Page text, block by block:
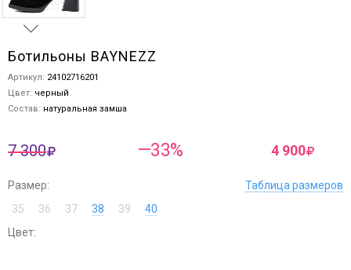
Ботильоны BAYNEZZ
Артикул: 24102716201
Цвет: черный
Состав: натуральная замша
7 300 —33% 4 900
Размер:
Таблица размеров
35
36 37 38 39
40
Цвет: